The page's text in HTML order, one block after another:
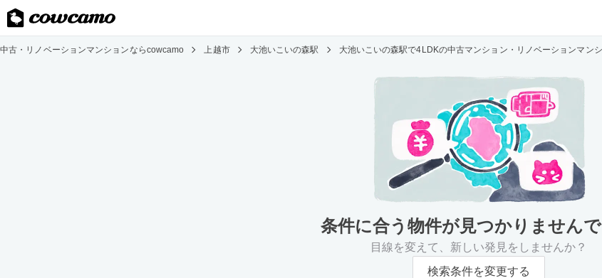
中古・リノベーションマンションならcowcamo 上越市 大池いこいの森駅 大池いこいの森駅で4LDKの中古マンション・リノベーションマン
条件に合う物件が見つかりません
目線を変えて、新しい発見をしませんか？
検索条件を変更する